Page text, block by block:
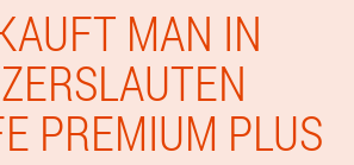
MAN IN
PREMIUM PLUS